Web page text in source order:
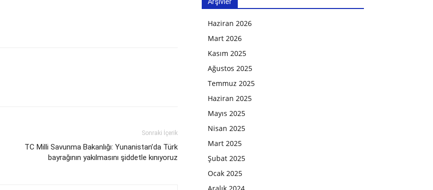
Sonraki İçerik
TC Milli Savunma Bakanlığı: Yunanistan’da Türk
bayrağının yakılmasını şiddetle kınıyoruz
Haziran 2026
Mart 2026
Kasım 2025
Ağustos 2025
Temmuz 2025
Haziran 2025
Mayıs 2025
Nisan 2025
Mart 2025
Şubat 2025
Ocak 2025